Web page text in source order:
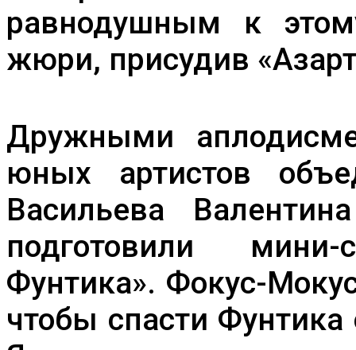
равнодушным к
жюри, присудив
Дружными
юных артистов
Васильева
подготовили мини-
Фунтика». Фокус-
чтобы спасти